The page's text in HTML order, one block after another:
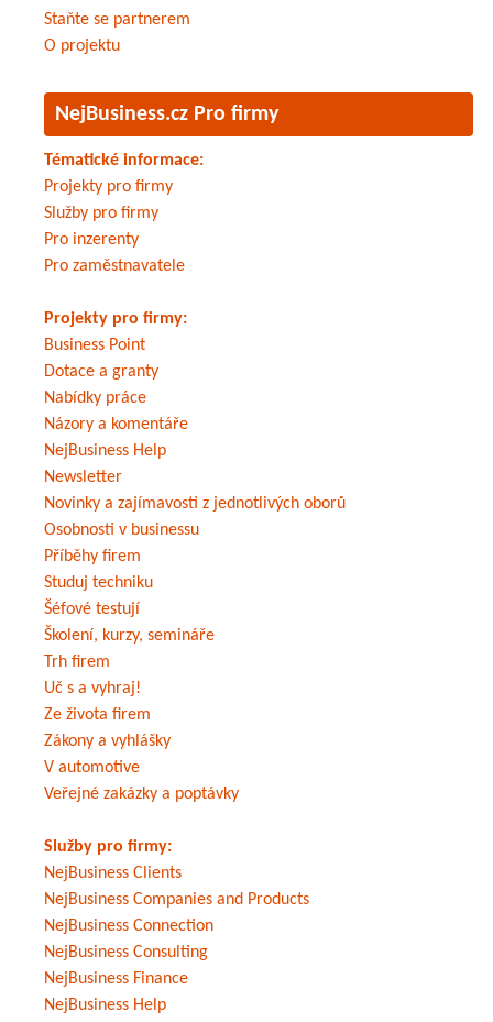
Staňte se partnerem
O projektu
NejBusiness.cz Pro firmy
Tématické informace:
Projekty pro firmy
Služby pro firmy
Pro inzerenty
Pro zaměstnavatele
Projekty pro firmy:
Business Point
Dotace a granty
Nabídky práce
Názory a komentáře
NejBusiness Help
Newsletter
Novinky a zajímavosti z jednotlivých oborů
Osobnosti v businessu
Příběhy firem
Studuj techniku
Šéfové testují
Školení, kurzy, semináře
Trh firem
Uč s a vyhraj!
Ze života firem
Zákony a vyhlášky
V automotive
Veřejné zakázky a poptávky
Služby pro firmy:
NejBusiness Clients
NejBusiness Companies and Products
NejBusiness Connection
NejBusiness Consulting
NejBusiness Finance
NejBusiness Help